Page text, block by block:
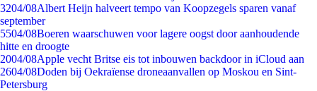
3204/08Albert Heijn halveert tempo van Koopzegels sparen vanaf
september
5504/08Boeren waarschuwen voor lagere oogst door aanhoudende
hitte en droogte
2004/08Apple vecht Britse eis tot inbouwen backdoor in iCloud aan
2604/08Doden bij Oekraïense droneaanvallen op Moskou en Sint-
Petersburg